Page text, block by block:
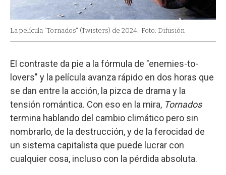
La película "Tornados" (Twisters) de 2024. Foto: Difusión
El contraste da pie a la fórmula de "enemies-to-
lovers" y la película avanza rápido en dos horas que
se dan entre la acción, la pizca de drama y la
tensión romántica. Con eso en la mira, Tornados
termina hablando del cambio climático pero sin
nombrarlo, de la destrucción, y de la ferocidad de
un sistema capitalista que puede lucrar con
cualquier cosa, incluso con la pérdida absoluta.